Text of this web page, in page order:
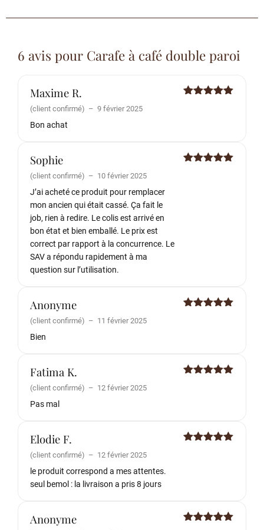
6 avis pour Carafe à café double paroi
Maxime R.
(client confirmé) – 9 février 2025
Bon achat
Sophie
(client confirmé) – 10 février 2025
J’ai acheté ce produit pour remplacer
mon ancien qui était cassé. Ça fait le
job, rien à redire. Le colis est arrivé en
bon état et bien emballé. Le prix est
correct par rapport à la concurrence. Le
SAV a répondu rapidement à ma
question sur l’utilisation.
Anonyme
(client confirmé) – 11 février 2025
Bien
Fatima K.
(client confirmé) – 12 février 2025
Pas mal
Elodie F.
(client confirmé) – 12 février 2025
le produit correspond a mes attentes.
seul bemol : la livraison a pris 8 jours
Anonyme